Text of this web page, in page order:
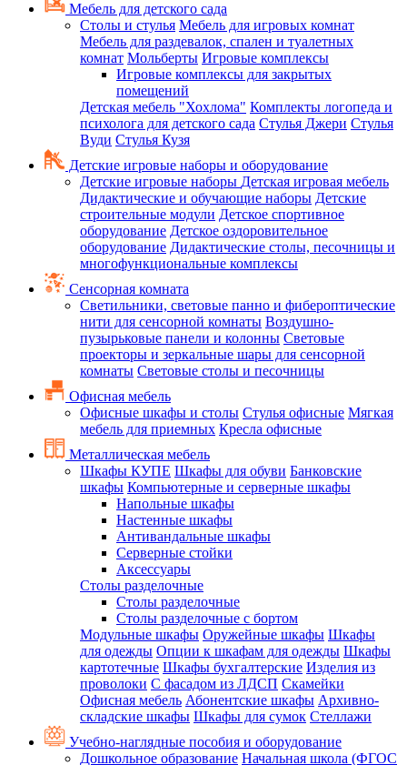
Мебель для детского сада
Столы и стулья Мебель для игровых комнат
Мебель для раздевалок, спален и туалетных
комнат Мольберты Игровые комплексы
Игровые комплексы для закрытых
помещений
Детская мебель "Хохлома" Комплекты логопеда и
психолога для детского сада Стулья Джери Стулья
Вуди Стулья Кузя
Детские игровые наборы и оборудование
Детские игровые наборы Детская игровая мебель
Дидактические и обучающие наборы Детские
строительные модули Детское спортивное
оборудование Детское оздоровительное
оборудование Дидактические столы, песочницы и
многофункциональные комплексы
Сенсорная комната
Светильники, световые панно и фибероптические
нити для сенсорной комнаты Воздушно-
пузырьковые панели и колонны Световые
проекторы и зеркальные шары для сенсорной
комнаты Световые столы и песочницы
Офисная мебель
Офисные шкафы и столы Стулья офисные Мягкая
мебель для приемных Кресла офисные
Металлическая мебель
Шкафы КУПЕ Шкафы для обуви Банковские
шкафы Компьютерные и серверные шкафы
Напольные шкафы
Настенные шкафы
Антивандальные шкафы
Серверные стойки
Аксессуары
Столы разделочные
Столы разделочные
Столы разделочные с бортом
Модульные шкафы Оружейные шкафы Шкафы
для одежды Опции к шкафам для одежды Шкафы
картотечные Шкафы бухгалтерские Изделия из
проволоки С фасадом из ЛДСП Скамейки
Офисная мебель Абонентские шкафы Архивно-
складские шкафы Шкафы для сумок Стеллажи
Учебно-наглядные пособия и оборудование
Дошкольное образование Начальная школа (ФГОС